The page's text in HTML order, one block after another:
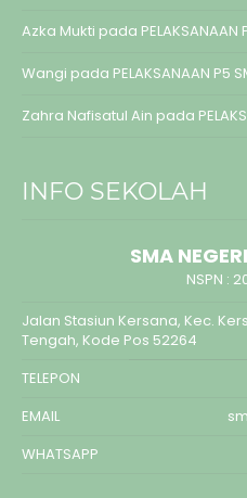
Azka Mukti pada PELAKSANAAN
Wangi pada PELAKSANAAN P5
Zahra Nafisatul Ain pada
INFO SEKOLAH
SMA
NSPN :
Jalan Stasiun Kersana, Kec.
Tengah, Kode Pos 52264
TELEPON
EMAIL
WHATSAPP